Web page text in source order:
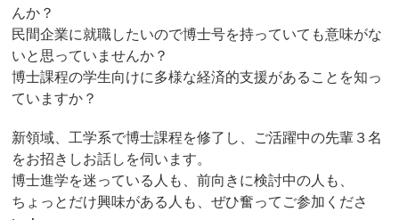
んか？
民間企業に就職したいので博士号を持っていても意味がな
いと思っていませんか？
博士課程の学生向けに多様な経済的支援があることを知っ
ていますか？
新領域、工学系で博士課程を修了し、ご活躍中の先輩３名
をお招きしお話しを伺います。
博士進学を迷っている人も、前向きに検討中の人も、
ちょっとだけ興味がある人も、ぜひ奮ってご参加くださ